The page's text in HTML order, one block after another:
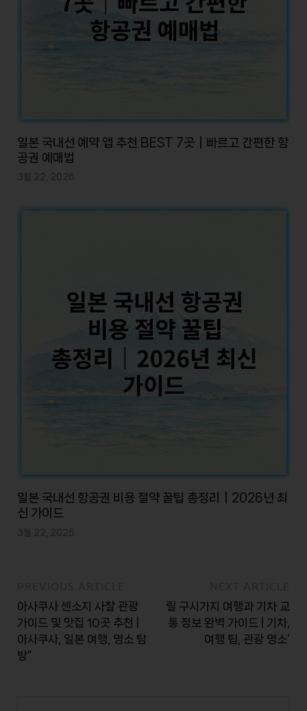
일본 국내선 예약 앱 추천 BEST 7곳｜빠르고 간편한 항
공권 예매법
3월 22, 2026
일본 국내선 항공권 비용 절약 꿀팁 총정리｜2026년 최
신 가이드
3월 22, 2026
아사쿠사 센소지 사찰 관광
가이드 및 맛집 10곳 추천 |
아사쿠사, 일본 여행, 명소 탐
방”
릴 구시가지 여행과 기차 교
통 정보 완벽 가이드 | 기차,
여행 팁, 관광 명소’